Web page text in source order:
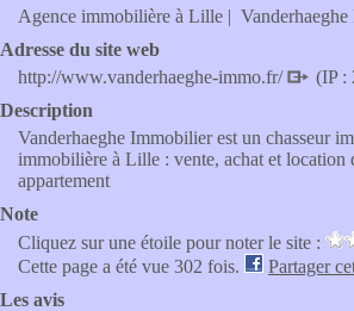
Agence immobilière à Lille |
Adresse du site web
http://www.vanderhaeghe-immo.fr/
(IP :
Description
Vanderhaeghe Immobilier est un chasseur
immobilière à Lille : vente, achat et location
appartement
Note
Cliquez sur une étoile pour noter le site :
Cette page a été vue 302 fois.
Partager
Les avis